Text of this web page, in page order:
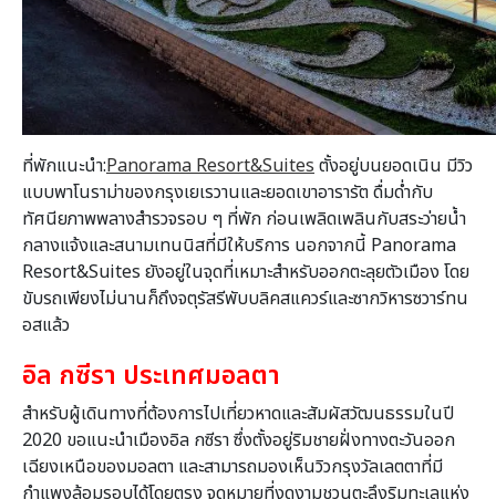
ที่พักแนะนำ:Panorama Resort&Suites ตั้งอยู่บนยอดเนิน มีวิว
แบบพาโนราม่าของกรุงเยเรวานและยอดเขาอารารัต ดื่มด่ำกับ
ทัศนียภาพพลางสำรวจรอบ ๆ ที่พัก ก่อนเพลิดเพลินกับสระว่ายน้ำ
กลางแจ้งและสนามเทนนิสที่มีให้บริการ นอกจากนี้ Panorama
Resort&Suites ยังอยู่ในจุดที่เหมาะสำหรับออกตะลุยตัวเมือง โดย
ขับรถเพียงไม่นานก็ถึงจตุรัสรีพับบลิคสแควร์และซากวิหารซวาร์ทน
อสแล้ว
อิล กซีรา ประเทศมอลตา
สำหรับผู้เดินทางที่ต้องการไปเที่ยวหาดและสัมผัสวัฒนธรรมในปี
2020 ขอแนะนำเมืองอิล กซีรา ซึ่งตั้งอยู่ริมชายฝั่งทางตะวันออก
เฉียงเหนือของมอลตา และสามารถมองเห็นวิวกรุงวัลเลตตาที่มี
กำแพงล้อมรอบได้โดยตรง จุดหมายที่งดงามชวนตะลึงริมทะเลแห่ง